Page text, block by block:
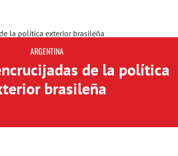
ARGENTINA
de la política
brasileña